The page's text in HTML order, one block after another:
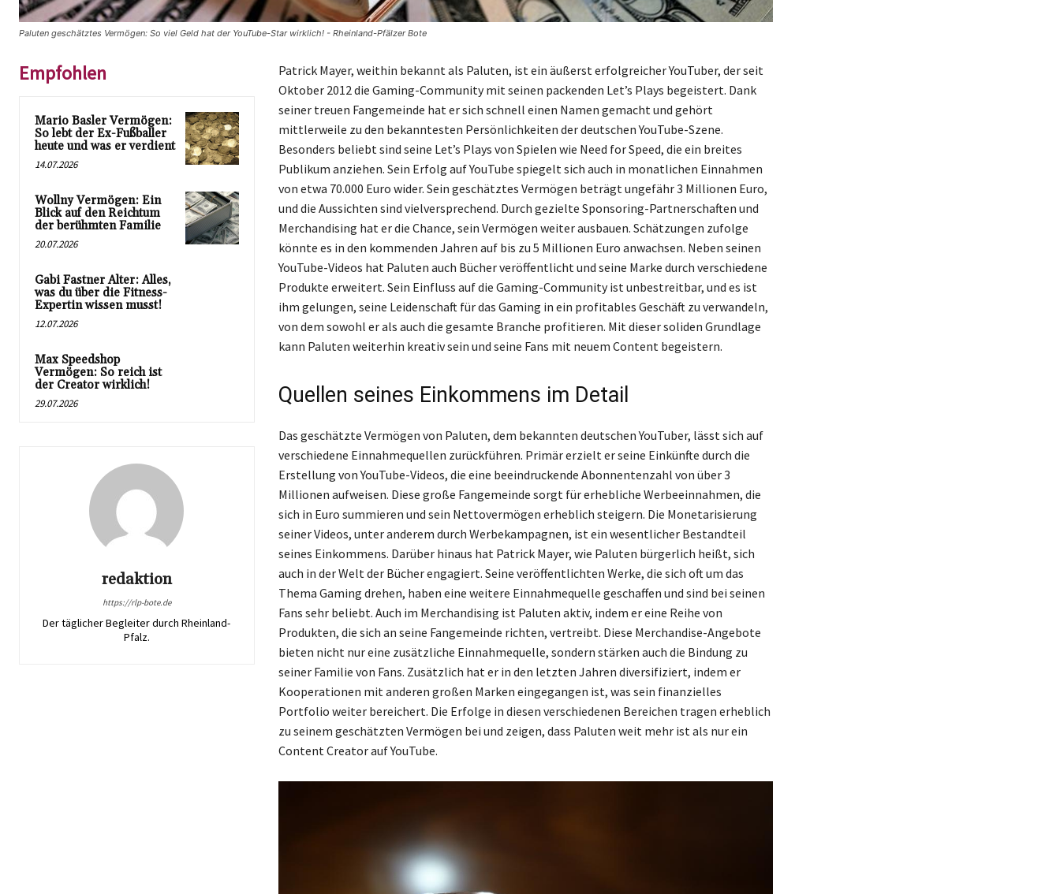
Paluten geschätztes Vermögen: So viel Geld hat der YouTube-Star wirklich! - Rheinland-Pfälzer Bote
Empfohlen
Mario Basler Vermögen:
So lebt der Ex-Fußballer
heute und was er verdient
14.07.2026
Wollny Vermögen: Ein
Blick auf den Reichtum
der berühmten Familie
20.07.2026
Gabi Fastner Alter: Alles,
was du über die Fitness-
Expertin wissen musst!
12.07.2026
Max Speedshop
Vermögen: So reich ist
der Creator wirklich!
29.07.2026
redaktion
https://rlp-bote.de
Der täglicher Begleiter durch Rheinland-
Pfalz.
Patrick Mayer, weithin bekannt als Paluten, ist ein äußerst erfolgreicher YouTuber, der seit
Oktober 2012 die Gaming-Community mit seinen packenden Let’s Plays begeistert. Dank
seiner treuen Fangemeinde hat er sich schnell einen Namen gemacht und gehört
mittlerweile zu den bekanntesten Persönlichkeiten der deutschen YouTube-Szene.
Besonders beliebt sind seine Let’s Plays von Spielen wie Need for Speed, die ein breites
Publikum anziehen. Sein Erfolg auf YouTube spiegelt sich auch in monatlichen Einnahmen
von etwa 70.000 Euro wider. Sein geschätztes Vermögen beträgt ungefähr 3 Millionen Euro,
und die Aussichten sind vielversprechend. Durch gezielte Sponsoring-Partnerschaften und
Merchandising hat er die Chance, sein Vermögen weiter ausbauen. Schätzungen zufolge
könnte es in den kommenden Jahren auf bis zu 5 Millionen Euro anwachsen. Neben seinen
YouTube-Videos hat Paluten auch Bücher veröffentlicht und seine Marke durch verschiedene
Produkte erweitert. Sein Einfluss auf die Gaming-Community ist unbestreitbar, und es ist
ihm gelungen, seine Leidenschaft für das Gaming in ein profitables Geschäft zu verwandeln,
von dem sowohl er als auch die gesamte Branche profitieren. Mit dieser soliden Grundlage
kann Paluten weiterhin kreativ sein und seine Fans mit neuem Content begeistern.
Quellen seines Einkommens im Detail
Das geschätzte Vermögen von Paluten, dem bekannten deutschen YouTuber, lässt sich auf
verschiedene Einnahmequellen zurückführen. Primär erzielt er seine Einkünfte durch die
Erstellung von YouTube-Videos, die eine beeindruckende Abonnentenzahl von über 3
Millionen aufweisen. Diese große Fangemeinde sorgt für erhebliche Werbeeinnahmen, die
sich in Euro summieren und sein Nettovermögen erheblich steigern. Die Monetarisierung
seiner Videos, unter anderem durch Werbekampagnen, ist ein wesentlicher Bestandteil
seines Einkommens. Darüber hinaus hat Patrick Mayer, wie Paluten bürgerlich heißt, sich
auch in der Welt der Bücher engagiert. Seine veröffentlichten Werke, die sich oft um das
Thema Gaming drehen, haben eine weitere Einnahmequelle geschaffen und sind bei seinen
Fans sehr beliebt. Auch im Merchandising ist Paluten aktiv, indem er eine Reihe von
Produkten, die sich an seine Fangemeinde richten, vertreibt. Diese Merchandise-Angebote
bieten nicht nur eine zusätzliche Einnahmequelle, sondern stärken auch die Bindung zu
seiner Familie von Fans. Zusätzlich hat er in den letzten Jahren diversifiziert, indem er
Kooperationen mit anderen großen Marken eingegangen ist, was sein finanzielles
Portfolio weiter bereichert. Die Erfolge in diesen verschiedenen Bereichen tragen erheblich
zu seinem geschätzten Vermögen bei und zeigen, dass Paluten weit mehr ist als nur ein
Content Creator auf YouTube.